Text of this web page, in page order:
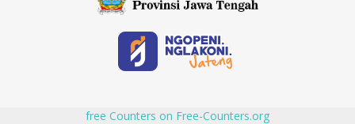
free Counters on Free-Counters.org